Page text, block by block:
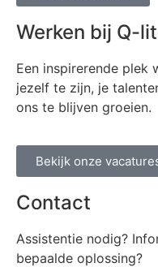
Werken bij Q-
Een inspirerende plek
jezelf te zijn, je
ons te blijven groeien.
Bekijk onze
Contact
Assistentie nodig?
bepaalde oplossing?